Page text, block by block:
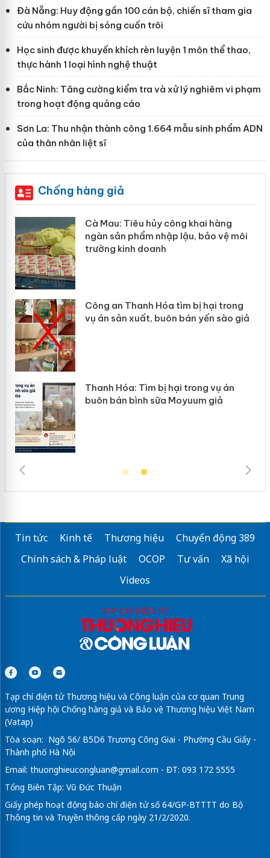
Đà Nẵng: Huy động gần 100 cán bộ, chiến sĩ tham gia
cứu nhóm người bị sóng cuốn trôi
Học sinh được khuyến khích rèn luyện 1 môn thể thao,
thực hành 1 loại hình nghệ thuật
Bắc Ninh: Tăng cường kiểm tra và xử lý nghiêm vi phạm
trong hoạt động quảng cáo
Sơn La: Thu nhận thành công 1.664 mẫu sinh phẩm ADN
của thân nhân liệt sĩ
Chống hàng giả
môi
giả
Khẩn trương xác minh, xử lý sản
Slimaura Care x3 sử dụng giấy phép
giả mạo
Lào Cai xử lý 83 vụ vi phạm thương
mại trong tháng 7
Hưng Yên: Xử lý 6 hộ kinh doanh bán
hàng giả mạo nhãn hiệu Adidas, Nike
Tin tức Kinh tế Thương hiệu
Chuyển động 389
Chính sách & Pháp luật
OCOP Tư vấn
Xã hội
Videos
Tạp chí điện tử Thương hiệu và Công luận của cơ quan Trung
ương Hiệp hội Chống hàng giả và Bảo vệ Thương hiệu Việt Nam
(Vatap)
Tòa soạn: Ngõ 56/ B5D6 Trương Công Giai - Phường Cầu Giấy -
Thành phố Hà Nội
Email: thuonghieucongluan@gmail.com - ĐT: 093 172 5555
Tổng Biên Tập: Vũ Đức Thuận
Giấy phép hoạt động báo chí điện tử số 64/GP-BTTTT do Bộ
Thông tin và Truyền thông cấp ngày 21/2/2020.